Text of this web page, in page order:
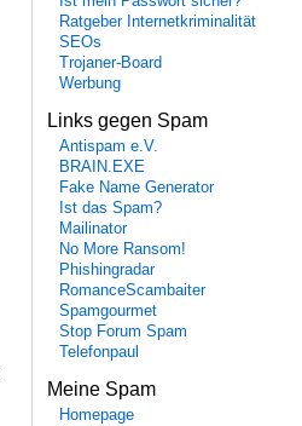
Ratgeber Internetkriminalität
SEOs
Trojaner-Board
Werbung
Links gegen Spam
Antispam e.V.
BRAIN.EXE
Fake Name Generator
Ist das Spam?
Mailinator
No More Ransom!
Phishingradar
RomanceScambaiter
Spamgourmet
Stop Forum Spam
Telefonpaul
Meine Spam
Homepage